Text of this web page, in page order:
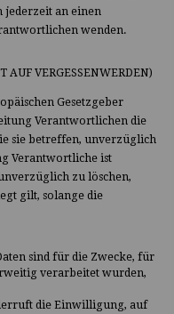
jederzeit an einen
wenden.
AUF VERGESSENWERDEN)
Gesetzgeber
Verantwortlichen die
sie betreffen, unverzüglich
Verantwortliche ist
zu löschen,
gilt, solange die
sind für die Zwecke, für
verarbeitet wurden,
die Einwilligung, auf